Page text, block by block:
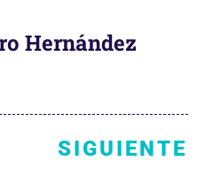
Hernández
SIGUIENTE